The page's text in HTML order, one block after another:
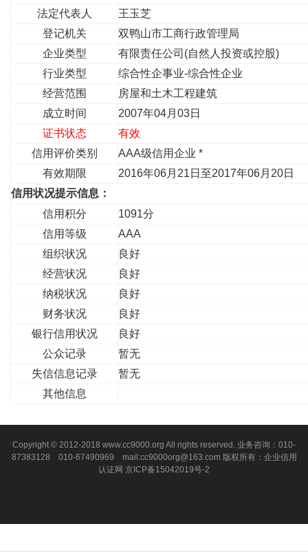
法定代表人
王玉芝
登记机关
双鸭山市工商行政管理局
企业类型
有限责任公司(自然人投资或控股)
行业类型
综合性企事业-综合性企业
经营范围
房屋和土木工程建筑
成立时间
2007年04月03日
证书状态
有效
信用评价类别
AAA级信用企业 *
有效期限
2016年06月21日至2017年06月20日
信用状况提示信息：
信用积分
1091分
信用等级
AAA
组织状况
良好
经营状况
良好
纳税状况
良好
财务状况
良好
银行信用状况
良好
公众记录
暂无
失信信息记录
暂无
其他信息
Copyright © 2012-2018 www.cc9000.org All rights reserved. 业务咨询：010-
87383128 010-67490969 mail:cc9000org@163.com 版权所有：企业信用
认证网 京ICP备15042019号-2